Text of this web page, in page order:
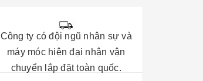
Công ty có đội ngũ nhân sự và
máy móc hiện đại nhận vận
chuyển lắp đặt toàn quốc.